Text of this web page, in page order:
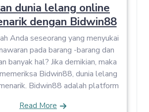
dunia lelang online
dengan Bidwin88
Anda seseorang yang menyukai
pada barang -barang dan
banyak hal? Jika demikian, maka
Bidwin88, dunia lelang
Bidwin88 adalah platform
Read More